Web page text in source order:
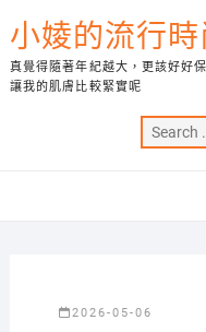
to
content
小婈的流行時
真覺得隨著年紀越大，更該好好
讓我的肌膚比較緊實呢
2026-05-06